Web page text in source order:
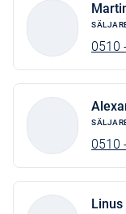
B-spegelkåpor
Parkeringssensor
Head-up display
Digitalradio DAB+
Nackskydd bak
In/ut speglar aut
Passagerarstol
0510
0510